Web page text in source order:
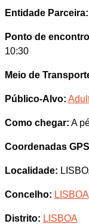
Entidade Parceira:
Ponto de
10:30
Meio de
Público-Alvo:
Como chegar: A
Coordenadas
Localidade:
Concelho: LISBOA
Distrito: LISBOA